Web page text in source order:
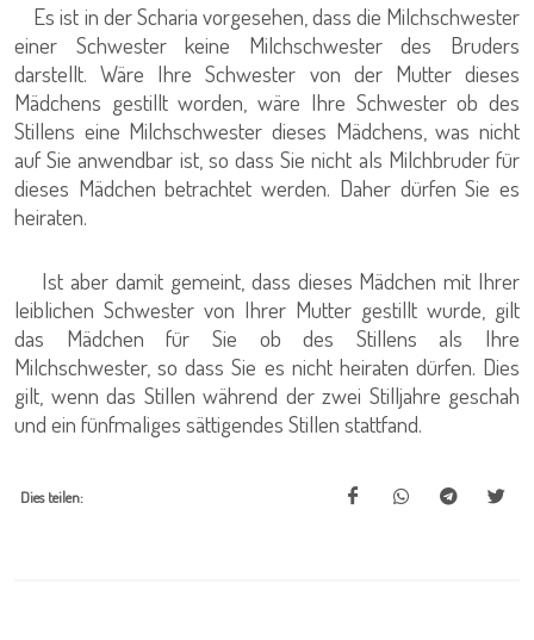
Es ist in der Scharia vorgesehen, dass die Milchschwester
einer Schwester keine Milchschwester des Bruders
darstellt. Wäre Ihre Schwester von der Mutter dieses
Mädchens gestillt worden, wäre Ihre Schwester ob des
Stillens eine Milchschwester dieses Mädchens, was nicht
auf Sie anwendbar ist, so dass Sie nicht als Milchbruder für
dieses Mädchen betrachtet werden. Daher dürfen Sie es
heiraten.
Ist aber damit gemeint, dass dieses Mädchen mit Ihrer
leiblichen Schwester von Ihrer Mutter gestillt wurde, gilt
das Mädchen für Sie ob des Stillens als Ihre
Milchschwester, so dass Sie es nicht heiraten dürfen. Dies
gilt, wenn das Stillen während der zwei Stilljahre geschah
und ein fünfmaliges sättigendes Stillen stattfand.
Dies teilen: